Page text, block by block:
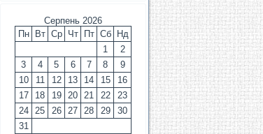
Серпень 2026
Пн
Вт Ср Чт Пт Сб
Нд
1
2
3
4 5 6 7 8
9
10
11 12 13 14 15
16
17
18 19 20 21 22
23
24
25 26 27 28 29
30
31